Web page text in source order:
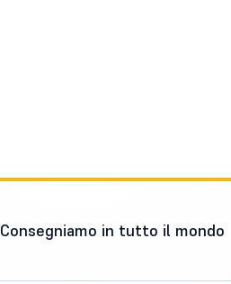
Consegniamo in tutto il mondo